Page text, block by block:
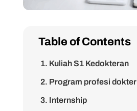
Table of Contents
1. Kuliah S1 Kedokteran
2. Program profesi dokter
3. Internship